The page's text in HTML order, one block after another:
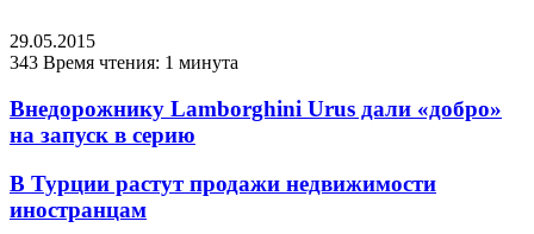
29.05.2015
343 Время чтения: 1 минута
Внедорожнику Lamborghini Urus дали «добро»
на запуск в серию
В Турции растут продажи недвижимости
иностранцам